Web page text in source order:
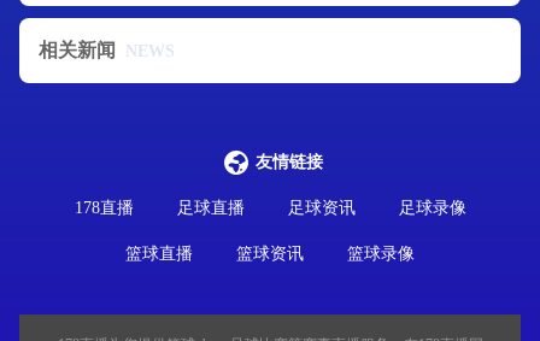
相关新闻 NEWS
友情链接
178直播 足球直播 足球资讯 足球录像
篮球直播 篮球资讯 篮球录像